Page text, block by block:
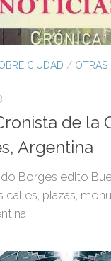
CIUDAD / OTRAS
de la
Argentina
Borges edito
calles, plazas,